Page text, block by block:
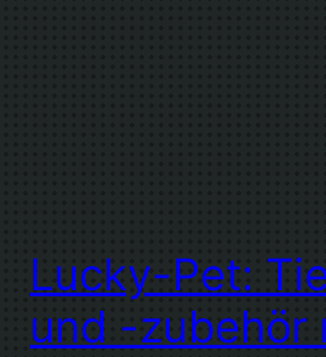
Lucky-Pet:
und -zubehör